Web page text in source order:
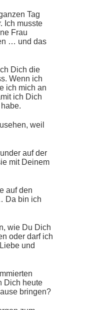
Tag
Ich musste
Frau
… und das
Dich die
Wenn ich
ich mich an
ich Dich
weil
auf der
mit Deinem
auf den
Da bin ich
wie Du Dich
oder darf ich
und
Dich heute
bringen?